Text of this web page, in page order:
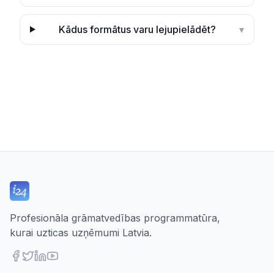
Kādus formātus varu lejupielādēt? ▾
Profesionāla grāmatvedības programmatūra,
kurai uzticas uzņēmumi Latvia.